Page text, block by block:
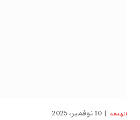
الهدهد 10 نوفمبر، 2025